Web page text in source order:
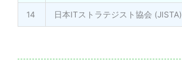
14 日本ITストラテジスト協会 (JISTA)